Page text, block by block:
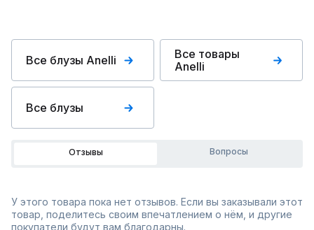
Все блузы Anelli
Все товары
Anelli
Все блузы
Отзывы Вопросы
У этого товара пока нет отзывов. Если вы заказывали этот
товар, поделитесь своим впечатлением о нём, и другие
покупатели будут вам благодарны.